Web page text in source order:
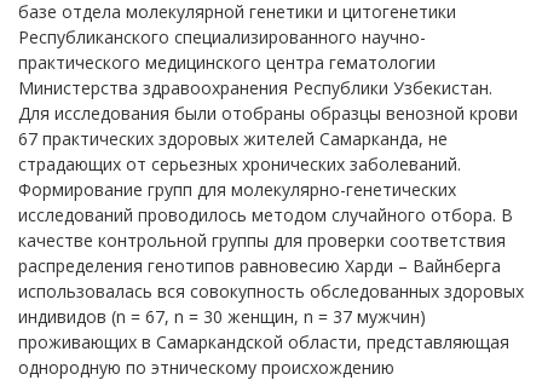
базе отдела молекулярной генетики и цитогенетики
Республиканского специализированного научно-
практического медицинского центра гематологии
Министерства здравоохранения Республики Узбекистан.
Для исследования были отобраны образцы венозной крови
67 практических здоровых жителей Самарканда, не
страдающих от серьезных хронических заболеваний.
Формирование групп для молекулярно-генетических
исследований проводилось методом случайного отбора. В
качестве контрольной группы для проверки соответствия
распределения генотипов равновесию Харди – Вайнберга
использовалась вся совокупность обследованных здоровых
индивидов (n = 67, n = 30 женщин, n = 37 мужчин)
проживающих в Самаркандской области, представляющая
однородную по этническому происхождению